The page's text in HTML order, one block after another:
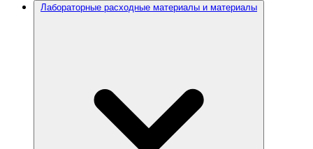
Лабораторные расходные материалы и материалы